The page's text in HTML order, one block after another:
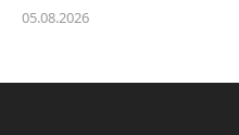
05.08.2026